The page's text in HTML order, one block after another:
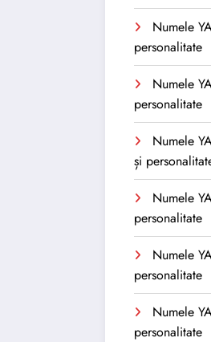
Numele
personalitate
Numele
personalitate
Numele
și
Numele
personalitate
Numele
personalitate
Numele
personalitate